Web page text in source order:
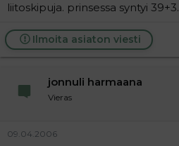
liitoskipuja. prinsessa syntyi 39+3.
Ilmoita asiaton viesti
jonnuli harmaana
Vieras
09.04.2006